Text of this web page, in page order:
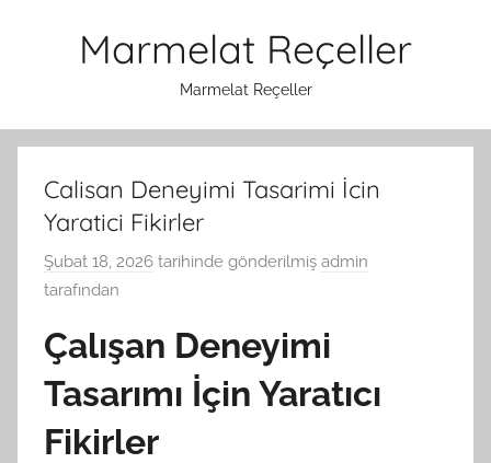
Marmelat Reçeller
Marmelat Reçeller
Calisan Deneyimi Tasarimi İcin
Yaratici Fikirler
Şubat 18, 2026 tarihinde gönderilmiş admin
tarafından
Çalışan Deneyimi
Tasarımı İçin Yaratıcı
Fikirler